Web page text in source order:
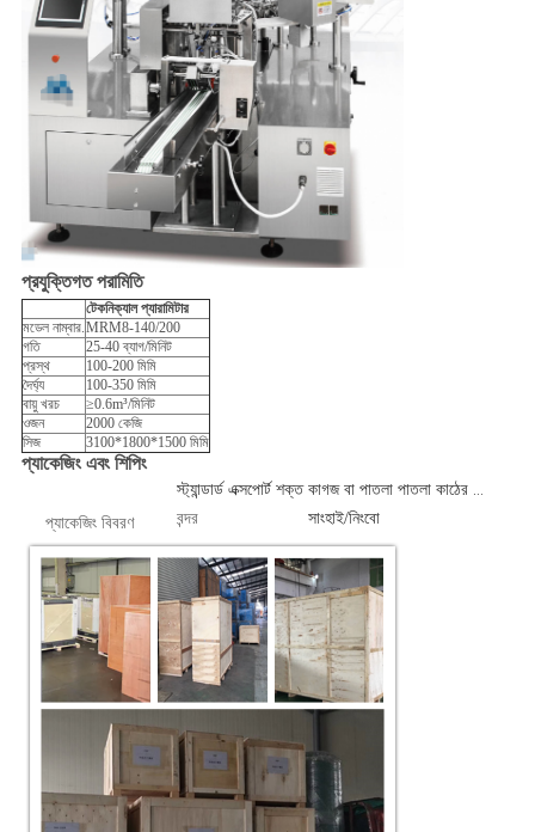
প্রযুক্তিগত পরামিতি
টেকনিক্যাল প্যারামিটার
মডেল নাম্বার. MRM8-140/200
গতি
25-40 ব্যাগ/মিনিট
প্রস্থ
100-200 মিমি
দৈর্ঘ্য
100-350 মিমি
বায়ু খরচ
≥0.6m³/মিনিট
ওজন
2000 কেজি
সিজ
3100*1800*1500 মিমি
প্যাকেজিং এবং শিপিং
প্যাকেজিং বিবরণ বন্দর সাংহাই/নিংবো